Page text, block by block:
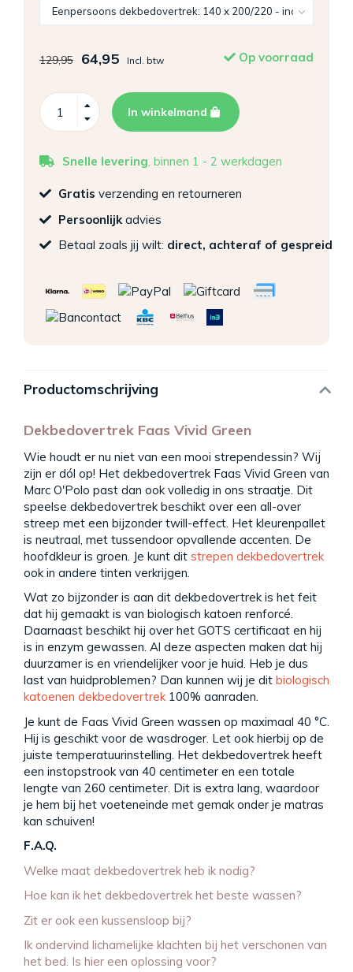
129,95 64,95 Incl. btw Op voorraad
In winkelmand
Snelle levering, binnen 1 - 2 werkdagen
Gratis verzending en retourneren
Persoonlijk advies
Betaal zoals jij wilt: direct, achteraf of gespreid
Productomschrijving
Dekbedovertrek Faas Vivid Green
Wie houdt er nu niet van een mooi strependessin? Wij
zijn er dól op! Het dekbedovertrek Faas Vivid Green van
Marc O'Polo past dan ook volledig in ons straatje. Dit
speelse dekbedovertrek beschikt over een all-over
streep met een bijzonder twill-effect. Het kleurenpallet
is neutraal, met tussendoor opvallende accenten. De
hoofdkleur is groen. Je kunt dit strepen dekbedovertrek
ook in andere tinten verkrijgen.
Wat zo bijzonder is aan dit dekbedovertrek is het feit
dat hij gemaakt is van biologisch katoen renforcé.
Daarnaast beschikt hij over het GOTS certificaat en hij
is in enzym gewassen. Al deze aspecten maken dat hij
duurzamer is en vriendelijker voor je huid. Heb je dus
last van huidproblemen? Dan kunnen wij je dit biologisch
katoenen dekbedovertrek100% aanraden.
Je kunt de Faas Vivid Green wassen op maximaal 40 °C.
Hij is geschikt voor de wasdroger. Let ook hierbij op de
juiste temperatuurinstelling. Het dekbedovertrek heeft
een instopstrook van 40 centimeter en een totale
lengte van 260 centimeter. Dit is extra lang, waardoor
je hem bij het voeteneinde met gemak onder je matras
kan schuiven!
F.A.Q.
Welke maat dekbedovertrek heb ik nodig?
Hoe kan ik het dekbedovertrek het beste wassen?
Zit er ook een kussensloop bij?
Ik ondervind lichamelijke klachten bij het verschonen van
het bed. Is hier een oplossing voor?